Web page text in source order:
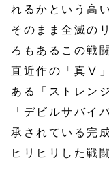
れるかという高
そのまま全滅の
ろもあるこの戦
直近作の「真Ⅴ
ある「ストレン
「デビルサバイ
承されている完
ヒリヒリした戦